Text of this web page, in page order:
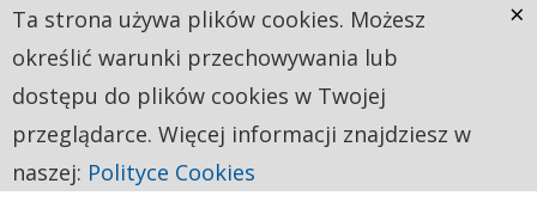
Ta strona używa plików cookies. Możesz
określić warunki przechowywania lub
dostępu do plików cookies w Twojej
przeglądarce. Więcej informacji znajdziesz w
naszej: Polityce Cookies
×